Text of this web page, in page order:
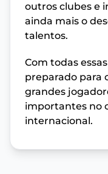
outros clubes e
ainda mais o
talentos.
Com todas
preparado para
grandes
importantes no
internacional.